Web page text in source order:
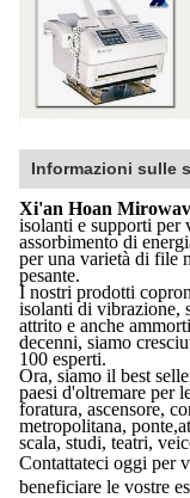
Informazioni sulle
Xi'an Hoan
isolanti e supporti per
assorbimento di
per una varietà di file
pesante.
I nostri prodotti
isolanti di vibrazione,
attrito e anche
decenni, siamo
100 esperti.
Ora, siamo il best
paesi d'oltremare per
foratura, ascensore,
metropolitana,
scala, studi, teatri,
Contattateci oggi per
beneficiare le vostre